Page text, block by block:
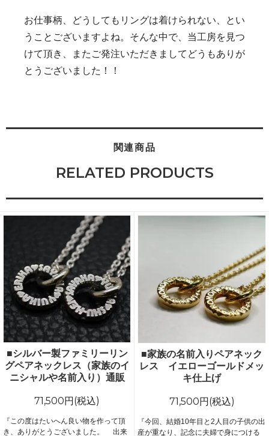
お仕事柄、どうしてもリングは着けられない、とい
うことございますよね。そんな中で、当工房を見つ
けて頂き、またご発注いただきましてどうもありが
とうございました！！
関連商品
RELATED PRODUCTS
■シルバー製ファミリーリン
グペアネックレス（家族のイ
ニシャルや名前入り）通販
71,500円(税込)
『この度はたいへん良い物を作って頂
き、ありがとうございました。 出来
■家族の名前入りペアネック
レス イエローゴールドメッ
キ仕上げ
71,500円(税込)
『今回、結婚10年目と2人目の子供の出
産が重なり、記念に夫婦で身につける